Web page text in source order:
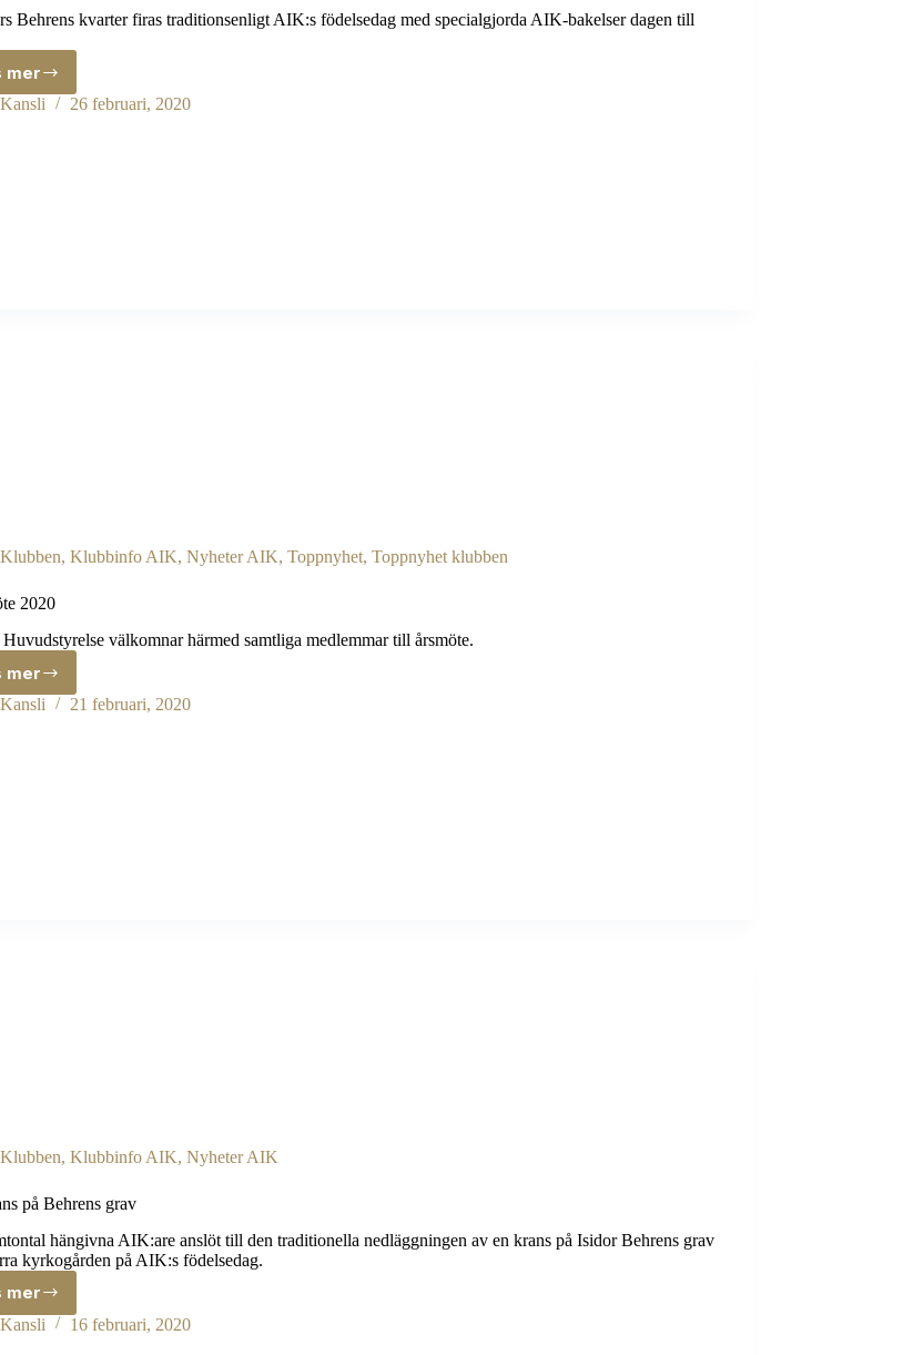
Behrens kvarter firas traditionsenligt AIK:s födelsedag med specialgjorda AIK-bakelser dagen till
mer
Födelsedagsfirande
på
Kansli 26 februari, 2020
Klubben, Klubbinfo AIK, Nyheter AIK, Toppnyhet, Toppnyhet klubben
2020
välkomnar härmed samtliga medlemmar till årsmöte.
mer
Årsmöte
2020
Kansli 21 februari, 2020
Klubben, Klubbinfo AIK, Nyheter AIK
på Behrens grav
hängivna AIK:are anslöt till den traditionella nedläggningen av en krans på Isidor Behrens grav
kyrkogården på AIK:s födelsedag.
mer
En
krans
Kansli 16 februari, 2020